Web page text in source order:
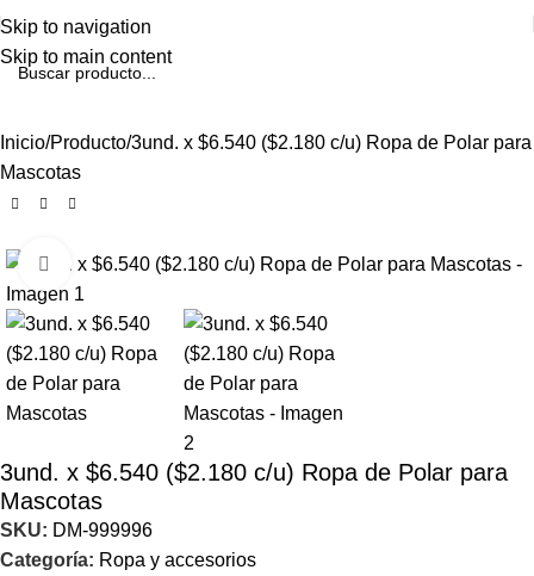
Skip to navigation
Skip to main content
Inicio Producto 3und. x $6.540 ($2.180 c/u) Ropa de Polar para
Mascotas
Click to enlarge
3und. x $6.540 ($2.180 c/u) Ropa de Polar para
Mascotas
SKU: DM-999996
Categoría: Ropa y accesorios